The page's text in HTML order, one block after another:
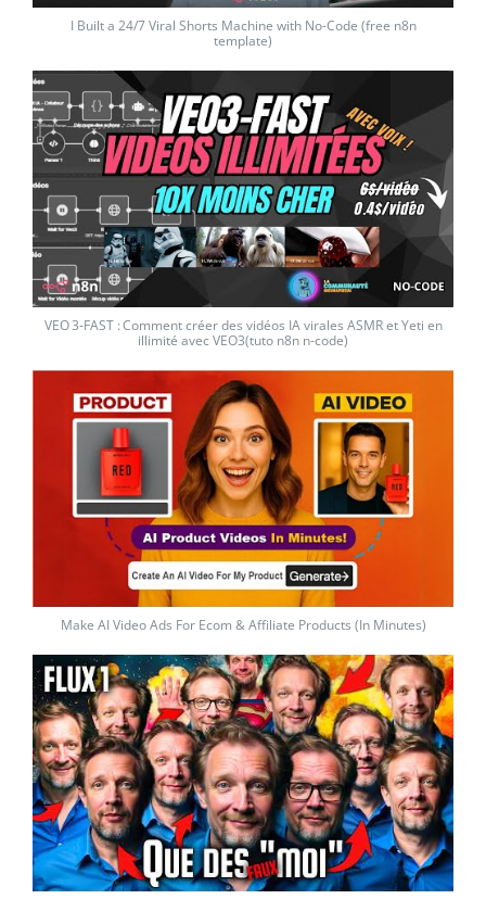
I Built a 24/7 Viral Shorts Machine with No-Code (free n8n
template)
VEO 3‑FAST : Comment créer des vidéos IA virales ASMR et Yeti en
illimité avec VEO3(tuto n8n n-code)
Make AI Video Ads For Ecom & Affiliate Products (In Minutes)